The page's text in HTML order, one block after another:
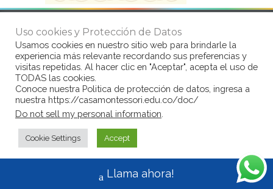
© Copyright Casa Montessori 2017
www.congarantiadequellego.com
Uso cookies y Protección de Datos
Usamos cookies en nuestro sitio web para brindarle la
experiencia más relevante recordando sus preferencias y
visitas repetidas. Al hacer clic en "Aceptar", acepta el uso de
TODAS las cookies.
Conoce nuestra Politica de protección de datos, ingresa a
nuestra https://casamontessori.edu.co/doc/
Do not sell my personal information
Cookie Settings Accept
Llama ahora!